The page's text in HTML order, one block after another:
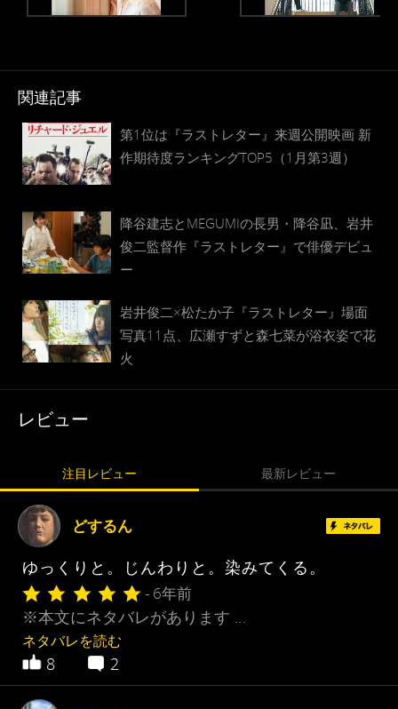
関連記事
第1位は『ラストレター』来週公開映画 新
作期待度ランキングTOP5（1月第3週）
降谷建志とMEGUMIの長男・降谷凪、岩井
俊二監督作『ラストレター』で俳優デビュ
ー
岩井俊二×松たか子『ラストレター』場面
写真11点、広瀬すずと森七菜が浴衣姿で花
火
レビュー
注目レビュー 最新レビュー
どするん
ゆっくりと。じんわりと。染みてくる。
- 6年前
※本文にネタバレがあります …
ネタバレを読む
8 2